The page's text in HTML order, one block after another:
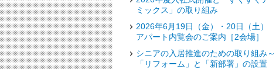
ミックス」の取り組み
2026年6月19日（金）・20日（土）
アパート内覧会のご案内［2会場］
シニアの入居推進のための取り組み～
「リフォーム」と「新部署」の設置